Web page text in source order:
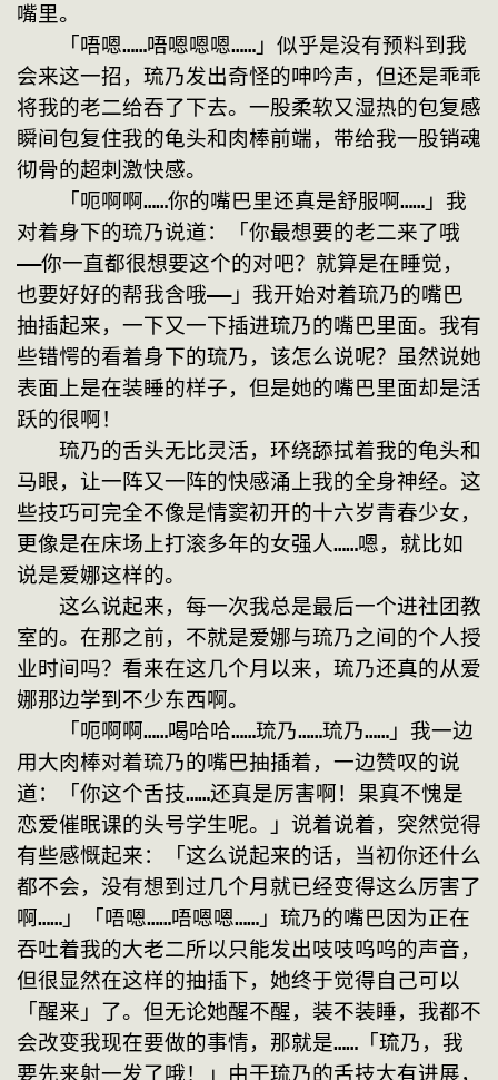
嘴里。
「唔嗯……唔嗯嗯嗯……」似乎是没有预料到我
会来这一招，琉乃发出奇怪的呻吟声，但还是乖乖
将我的老二给吞了下去。一股柔软又湿热的包复感
瞬间包复住我的龟头和肉棒前端，带给我一股销魂
彻骨的超刺激快感。
「呃啊啊……你的嘴巴里还真是舒服啊……」我
对着身下的琉乃说道：「你最想要的老二来了哦
——你一直都很想要这个的对吧？就算是在睡觉，
也要好好的帮我含哦——」我开始对着琉乃的嘴巴
抽插起来，一下又一下插进琉乃的嘴巴里面。我有
些错愕的看着身下的琉乃，该怎么说呢？虽然说她
表面上是在装睡的样子，但是她的嘴巴里面却是活
跃的很啊！
琉乃的舌头无比灵活，环绕舔拭着我的龟头和
马眼，让一阵又一阵的快感涌上我的全身神经。这
些技巧可完全不像是情窦初开的十六岁青春少女，
更像是在床场上打滚多年的女强人……嗯，就比如
说是爱娜这样的。
这么说起来，每一次我总是最后一个进社团教
室的。在那之前，不就是爱娜与琉乃之间的个人授
业时间吗？看来在这几个月以来，琉乃还真的从爱
娜那边学到不少东西啊。
「呃啊啊……喝哈哈……琉乃……琉乃……」我一边
用大肉棒对着琉乃的嘴巴抽插着，一边赞叹的说
道：「你这个舌技……还真是厉害啊！果真不愧是
恋爱催眠课的头号学生呢。」说着说着，突然觉得
有些感慨起来：「这么说起来的话，当初你还什么
都不会，没有想到过几个月就已经变得这么厉害了
啊……」「唔嗯……唔嗯嗯……」琉乃的嘴巴因为正在
吞吐着我的大老二所以只能发出吱吱呜呜的声音，
但很显然在这样的抽插下，她终于觉得自己可以
「醒来」了。但无论她醒不醒，装不装睡，我都不
会改变我现在要做的事情，那就是……「琉乃，我
要先来射一发了哦！」由于琉乃的舌技大有进展，